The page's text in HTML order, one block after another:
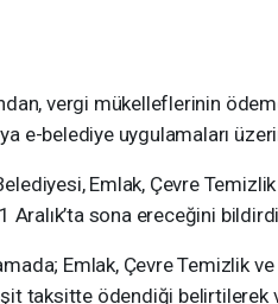
vergi mükelleflerinin
e-belediye uygulamaları
Emlak, Çevre
sona ereceğini
Emlak, Çevre Temizlik
taksitte ödendiği belirtilerek